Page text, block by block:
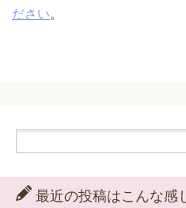
ださい。
最近の投稿はこんな感